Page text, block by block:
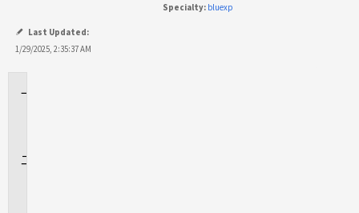
Specialty: bluexp
Last Updated:
1/29/2025, 2:35:37 AM